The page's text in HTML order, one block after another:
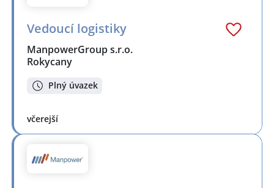
Vedoucí logistiky
ManpowerGroup s.r.o.
Rokycany
Plný úvazek
včerejší